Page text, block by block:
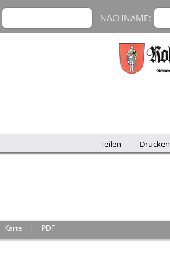
NACHNAME:
Teilen Drucken
Karte | PDF